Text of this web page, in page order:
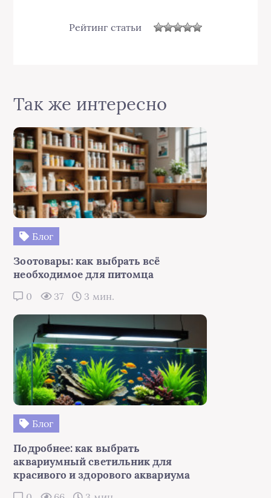
Рейтинг статьи
Так же интересно
Блог
Зоотовары: как выбрать всё
необходимое для питомца
0 37 3 мин.
Блог
Подробнее: как выбрать
аквариумный светильник для
красивого и здорового аквариума